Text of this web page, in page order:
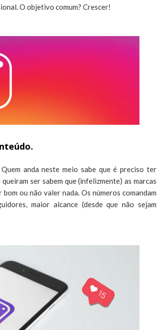
O objetivo comum? Crescer!
anda neste meio sabe que é preciso ter
ser sabem que (infelizmente) as marcas
ou não valer nada. Os números comandam
maior alcance (desde que não sejam